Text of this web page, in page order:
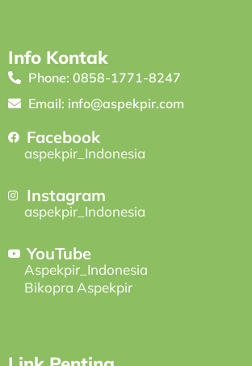
Info Kontak
Phone: 0858-1771-8247
Email: info@aspekpir.com
Facebook
aspekpir_Indonesia
Instagram
aspekpir_Indonesia
YouTube
Aspekpir_Indonesia
Bikopra Aspekpir